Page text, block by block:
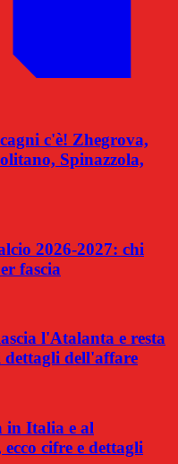
c'è! Zhegrova,
Spinazzola,
2026-2027: chi
fascia
l'Atalanta e resta
dettagli dell'affare
in Italia e al
cifre e dettagli